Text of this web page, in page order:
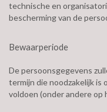
technische en
bescherming van de
Bewaarperiode
De persoonsgegevens
termijn die noodzakelijk
voldoen (onder andere op